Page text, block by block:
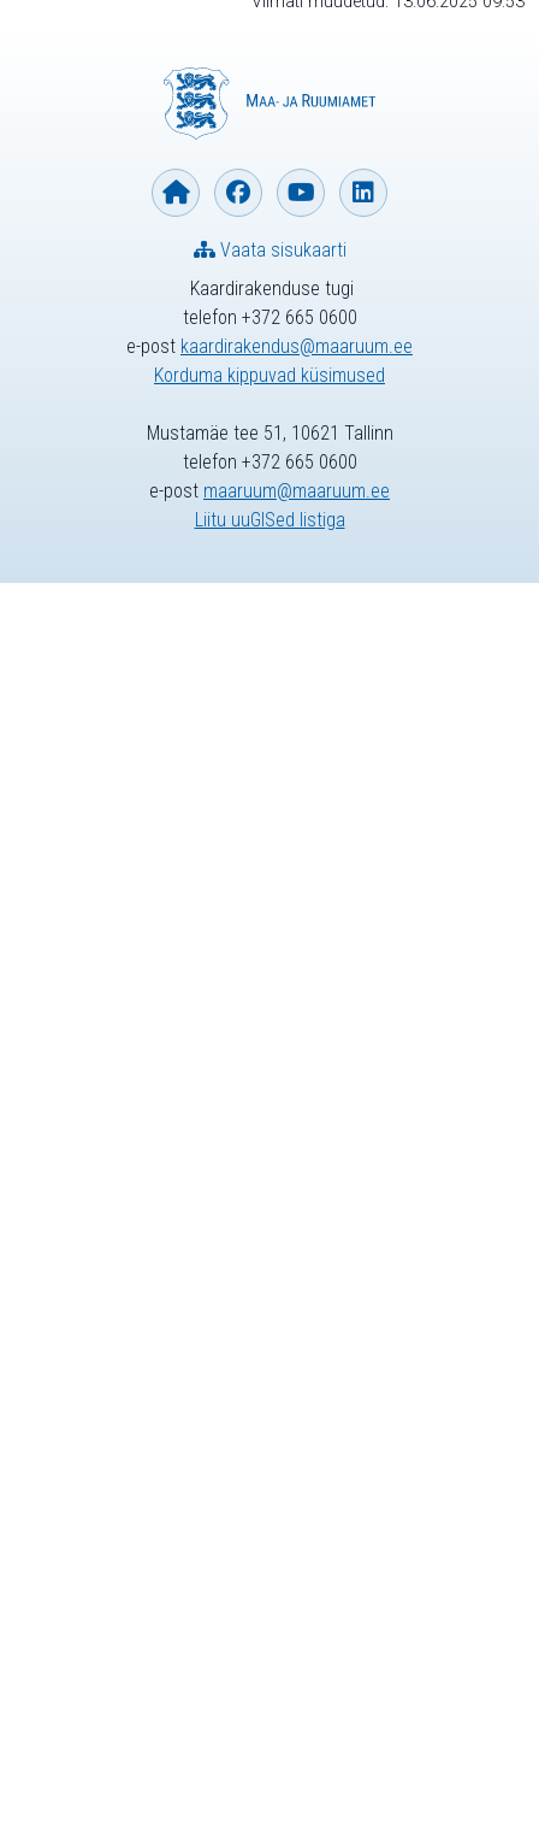
Kaardirakenduse tugi
telefon +372 665 0600
e-post kaardirakendus@maaruum.ee
Korduma kippuvad küsimused
Vaata sisukaarti
Mustamäe tee 51, 10621 Tallinn
telefon +372 665 0600
e-post maaruum@maaruum.ee
Liitu uuGISed listiga